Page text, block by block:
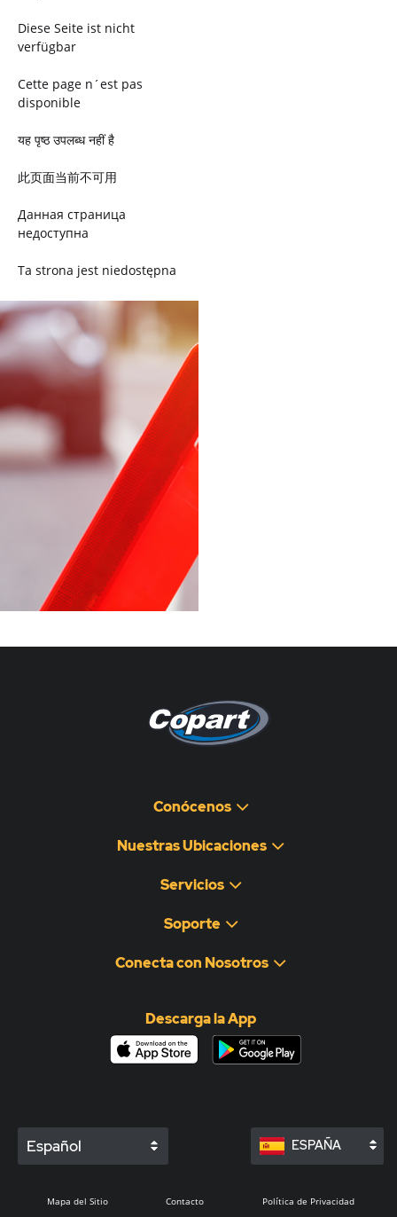
Diese Seite ist nicht
verfügbar
Cette page n´est pas
disponible
यह पृष्ठ उपलब्ध नहीं है
此页面当前不可用
Данная страница
недоступна
Ta strona jest niedostępna
Trang này không có
Esta página não está
disponível
このページは現在利用できま
せん
Pagina non disponibile
هذه الصفحة غير متوفرة
Conócenos
Nuestras Ubicaciones
Servicios
Soporte
Conecta con Nosotros
Descarga la App
Español ESPAÑA
Mapa del Sitio Contacto Política de Privacidad